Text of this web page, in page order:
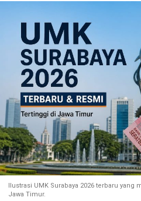
Ilustrasi UMK Surabaya 2026 terbaru yang
Jawa Timur.